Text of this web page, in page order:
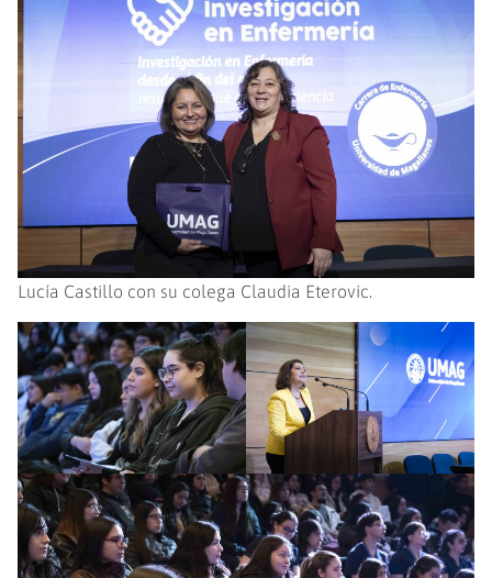
Lucía Castillo con su colega Claudia Eterovic.